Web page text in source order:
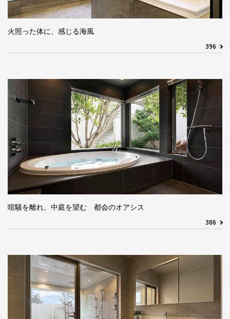
火照った体に、感じる海風
396
喧騒を離れ、中庭を望む 都会のオアシス
386